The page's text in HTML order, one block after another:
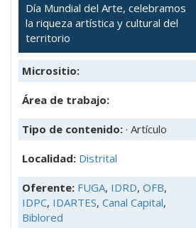
Día Mundial del Arte, celebramos
la riqueza artística y cultural del
territorio
Micrositio:
Área de trabajo:
Tipo de contenido: · Artículo
Localidad: Distrital
Oferente: FUGA, IDRD, OFB,
IDPC, IDARTES, Canal Capital,
Biblored